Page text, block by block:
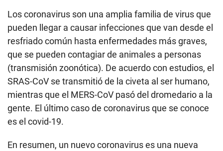
Los coronavirus son una amplia familia de virus que
pueden llegar a causar infecciones que van desde el
resfriado común hasta enfermedades más graves,
que se pueden contagiar de animales a personas
(transmisión zoonótica). De acuerdo con estudios, el
SRAS-CoV se transmitió de la civeta al ser humano,
mientras que el MERS-CoV pasó del dromedario a la
gente. El último caso de coronavirus que se conoce
es el covid-19.
En resumen, un nuevo coronavirus es una nueva